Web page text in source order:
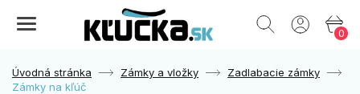
0
Úvodná stránka Zámky a vložky
Zadlabacie zámky
Zámky na kľúč